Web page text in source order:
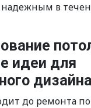
в
идеи для
дизайна
до ремонта